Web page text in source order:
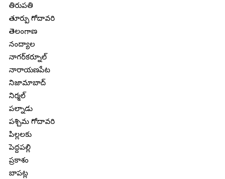
తిరుపతి
తూర్పు గోదావరి
తెలంగాణ
నంద్యాల
నాగర్‌కర్నూల్
నారాయణపేట
నిజామాబాద్
నిర్మల్
పల్నాడు
పశ్చిమ గోదావరి
పిల్లలకు
పెద్దపల్లి
ప్రకాశం
బాపట్ల